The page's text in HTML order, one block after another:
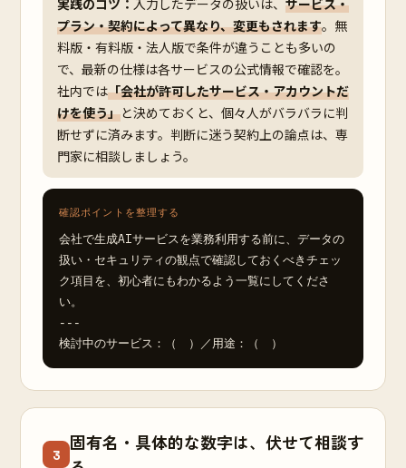
実践のコツ： 入力したデータの扱いは、 サービス・
プラン・契約によって異なり、変更もされます。無
料版・有料版・法人版で条件が違うことも多いの
で、最新の仕様は各サービスの公式情報で確認を。
社内では「会社が許可したサービス・アカウントだ
けを使う」と決めておくと、個々人がバラバラに判
断せずに済みます。判断に迷う契約上の論点は、専
門家に相談しましょう。
確認ポイントを整理する
会社で生成AIサービスを業務利用する前に、データの
扱い・セキュリティの観点で確認しておくべきチェッ
ク項目を、初心者にもわかるよう一覧にしてくださ
い。
---
検討中のサービス：（　）／用途：（　）
3
固有名・具体的な数字は、伏せて相談す